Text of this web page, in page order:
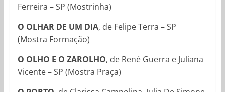
Ferreira – SP (Mostrinha)
O OLHAR DE UM DIA, de Felipe Terra – SP
(Mostra Formação)
O OLHO E O ZAROLHO, de René Guerra e Juliana
Vicente – SP (Mostra Praça)